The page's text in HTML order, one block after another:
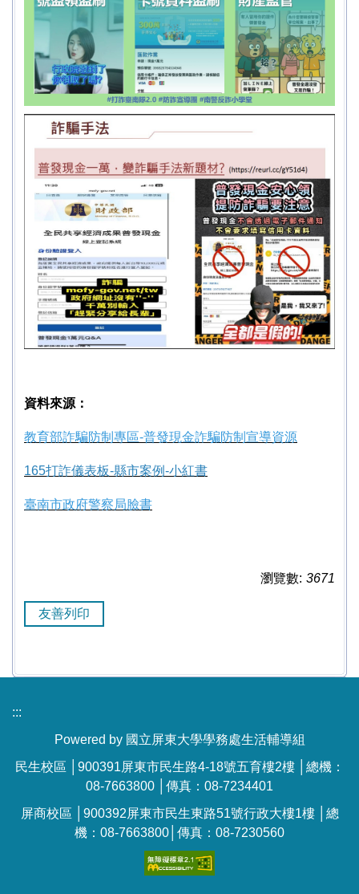
資料來源：
教育部詐騙防制專區-普發現金詐騙防制宣導資源
165打詐儀表板-縣市案例-小紅書
臺南市政府警察局臉書
瀏覽數: 3671
友善列印
:::
Powered by 國立屏東大學學務處生活輔導組
民生校區 │900391屏東市民生路4-18號五育樓2樓 │總機：
08-7663800 │傳真：08-7234401
屏商校區 │900392屏東市民生東路51號行政大樓1樓 │總
機：08-7663800│傳真：08-7230560